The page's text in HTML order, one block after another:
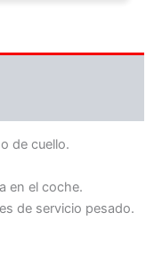
de cuello.
en el coche.
de servicio pesado.